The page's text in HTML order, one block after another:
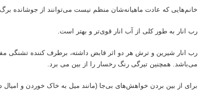
خانمهایی که عادت ماهیانهشان منظم نیست میتوانند از جوشانده برگ
رب انار به طور کلی از آب انار قویتر و بهتر است.
رب انار شیرین و ترش هر دو اثر قابض داشته، برطرف کننده تشنگی
میباشد. همچنین تیرگی رنگ رخسار را از بین می برد.
برای از بین بردن خواهشهای بیجا (مانند میل به خاک خوردن و امیال